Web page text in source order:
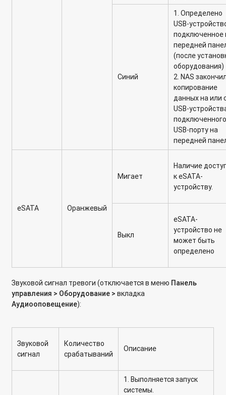
Синий
1. Определено
USB-
подключенное
передней
(после
оборудования)
2. NAS
копирование
данных на или
USB-
USB-порту на
передней
eSATA Оранжевый
Мигает
Наличие
к eSATA-
устройству.
Выкл
eSATA-
устройство не
может быть
определено
Звуковой сигнал тревоги (отключается в меню Панель
управления > Оборудование >вкладка
Аудиооповещение):
Звуковой
сигнал
Количество
срабатываний
Описание
1. Выполняется запуск
системы.